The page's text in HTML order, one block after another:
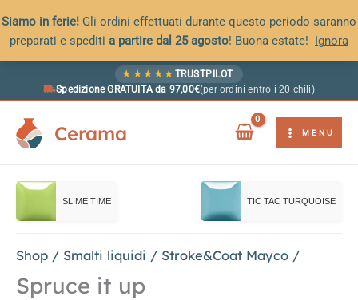
Siamo in ferie! Gli ordini effettuati durante questo periodo saranno
preparati e spediti a partire dal 25 agosto! Buona estate! Ignora
★ ★ ★ ★ ★ TRUSTPILOT
Spedizione GRATUITA da 97,00€(per ordini entro i 20 chili)
Cerama MENU
SLIME TIME TIC TAC TURQUOISE
Shop / Smalti liquidi / Stroke&Coat Mayco /
Spruce it up